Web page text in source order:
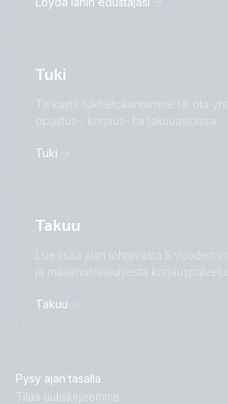
Español
Türkçe
Русский
Tuki
Tarkasta tukitietokantamme tai ota
opastus-, korjaus- tai takuuasioissa.
Tuki
Takuu
Lue lisää alan johtavasta 5 vuoden
ja maailmanlaajuisesta
Takuu
Pysy ajan tasalla
Tilaa uutiskirjeemme